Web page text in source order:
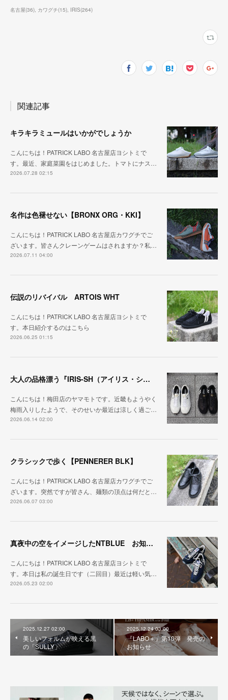
名古屋(36) カワグチ(15) IRIS(264)
関連記事
キラキラミュールはいかがでしょうか
こんにちは！PATRICK LABO 名古屋店ヨシトミで
す。最近、家庭菜園をはじめました。トマトにナス…
2026.07.28 02:15
名作は色褪せない【BRONX ORG・KKI】
こんにちは！PATRICK LABO 名古屋店カワグチでご
ざいます。皆さんクレーンゲームはされますか？私…
2026.07.11 04:00
伝説のリバイバル ARTOIS WHT
こんにちは！PATRICK LABO 名古屋店ヨシトミで
す。本日紹介するのはこちら
2026.06.25 01:15
大人の品格漂う『IRIS-SH（アイリス・シープ）』
こんにちは！梅田店のヤマモトです。近畿もようやく
梅雨入りしたようで、そのせいか最近は涼しく過ご…
2026.06.14 02:00
クラシックで歩く【PENNERER BLK】
こんにちは！PATRICK LABO 名古屋店カワグチでご
ざいます。突然ですが皆さん、麺類の頂点は何だと…
2026.06.07 03:00
真夜中の空をイメージしたNTBLUE お知らせも一緒にどうぞ
こんにちは！PATRICK LABO 名古屋店ヨシトミで
す。本日は私の誕生日です（二回目）最近は軽い気…
2026.05.23 02:00
2025.12.27 02:00
美しいフォルムが映える黒
の「SULLY」
2025.12.24 03:00
『LABO＋』第10弾 発売の
お知らせ